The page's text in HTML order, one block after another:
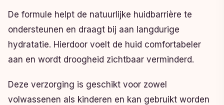
De formule helpt de natuurlijke huidbarrière te
ondersteunen en draagt bij aan langdurige
hydratatie. Hierdoor voelt de huid comfortabeler
aan en wordt droogheid zichtbaar verminderd.
Deze verzorging is geschikt voor zowel
volwassenen als kinderen en kan gebruikt worden